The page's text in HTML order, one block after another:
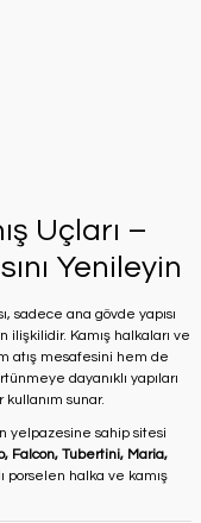
Uçları –
Yenileyin
sadece ana gövde yapısı
Kamış halkaları ve
atış mesafesini hem de
dayanıklı yapıları
sunar.
yelpazesine sahip sitesi
Falcon, Tubertini, Maria,
porselen halka ve kamış